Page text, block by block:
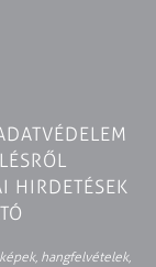
HIRDETÉSEK
hangfelvételek,